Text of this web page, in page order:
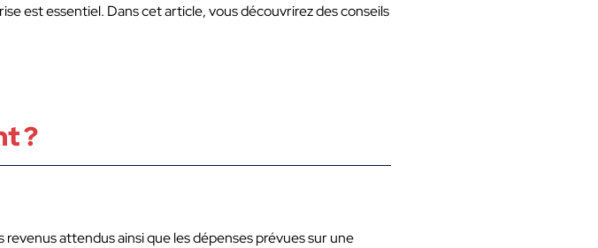
est essentiel. Dans cet article, vous découvrirez des conseils
?
revenus attendus ainsi que les dépenses prévues sur une